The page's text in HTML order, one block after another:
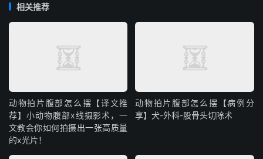
相关推荐
动物拍片腹部怎么摆【译文推
荐】小动物腹部x线摄影术，一
文教会你如何拍摄出一张高质量
的x光片！
动物拍片腹部怎么摆【病例分
享】犬-外科-股骨头切除术